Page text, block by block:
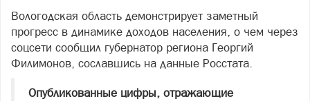
Вологодская область демонстрирует заметный
прогресс в динамике доходов населения, о чем через
соцсети сообщил губернатор региона Георгий
Филимонов, сославшись на данные Росстата.
Опубликованные цифры, отражающие